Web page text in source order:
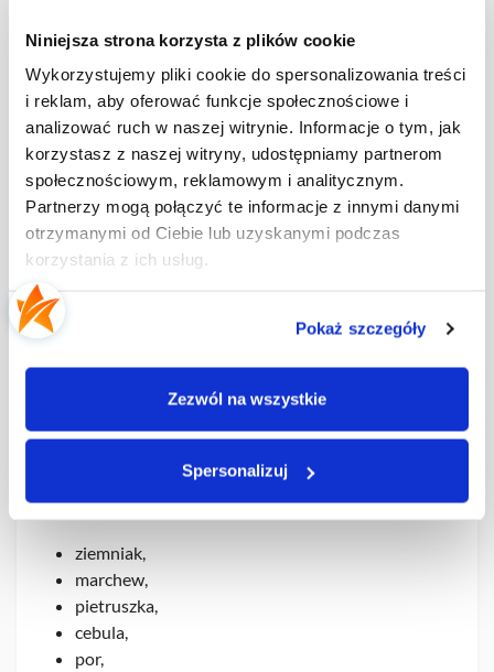
Niniejsza strona korzysta z plików cookie
Wykorzystujemy pliki cookie do spersonalizowania treści
i reklam, aby oferować funkcje społecznościowe i
analizować ruch w naszej witrynie. Informacje o tym, jak
korzystasz z naszej witryny, udostępniamy partnerom
społecznościowym, reklamowym i analitycznym.
Partnerzy mogą połączyć te informacje z innymi danymi
otrzymanymi od Ciebie lub uzyskanymi podczas
korzystania z ich usług.
Pokaż szczegóły
Zezwól na wszystkie
Spersonalizuj
komosa biała,
krwawnik pospolity,
mak polny,
maruna bezwonna,
miotła zbożowa,
perz właściwy,
przytulia czepna,
rdest powojowy,
rumian polny,
W jakich uprawach można stosować środek
na chwasty Roundup 360 Plus
Roundup 360 Plus może być stosowany w:
ziemniak,
marchew,
pietruszka,
cebula,
por,